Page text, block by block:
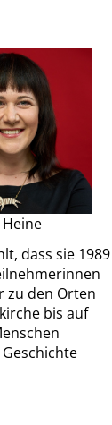
Heine
dass sie 1989
zu den Orten
bis auf